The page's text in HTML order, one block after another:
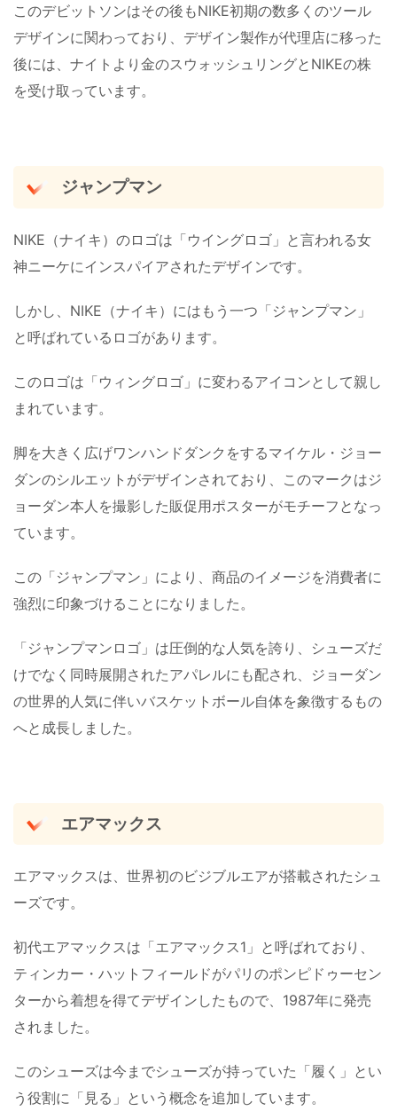
このデビットソンはその後もNIKE初期の数多くのツール
デザインに関わっており、デザイン製作が代理店に移った
後には、ナイトより金のスウォッシュリングとNIKEの株
を受け取っています。
ジャンプマン
NIKE（ナイキ）のロゴは「ウイングロゴ」と言われる女
神ニーケにインスパイアされたデザインです。
しかし、NIKE（ナイキ）にはもう一つ「ジャンプマン」
と呼ばれているロゴがあります。
このロゴは「ウィングロゴ」に変わるアイコンとして親し
まれています。
脚を大きく広げワンハンドダンクをするマイケル・ジョー
ダンのシルエットがデザインされており、このマークはジ
ョーダン本人を撮影した販促用ポスターがモチーフとなっ
ています。
この「ジャンプマン」により、商品のイメージを消費者に
強烈に印象づけることになりました。
「ジャンプマンロゴ」は圧倒的な人気を誇り、シューズだ
けでなく同時展開されたアパレルにも配され、ジョーダン
の世界的人気に伴いバスケットボール自体を象徴するもの
へと成長しました。
エアマックス
エアマックスは、世界初のビジブルエアが搭載されたシュ
ーズです。
初代エアマックスは「エアマックス1」と呼ばれており、
ティンカー・ハットフィールドがパリのポンピドゥーセン
ターから着想を得てデザインしたもので、1987年に発売
されました。
このシューズは今までシューズが持っていた「履く」とい
う役割に「見る」という概念を追加しています。